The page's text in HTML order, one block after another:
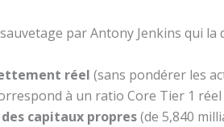
par Antony Jenkins qui
réel (sans pondérer les
à un ratio Core Tier 1
capitaux propres(de 5,840